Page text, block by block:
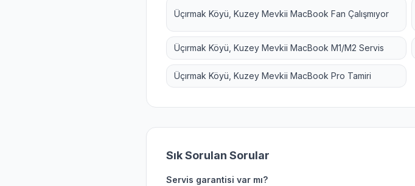
Üçırmak Köyü, Kuzey Mevkii MacBook Fan Çalışmıyor
Üçırmak Köyü, Kuzey Mevkii MacBook M1/M2 Servis
Üçırmak Köyü, Kuzey Mevkii MacBook Pro Tamiri
Sık Sorulan Sorular
Servis garantisi var mı?